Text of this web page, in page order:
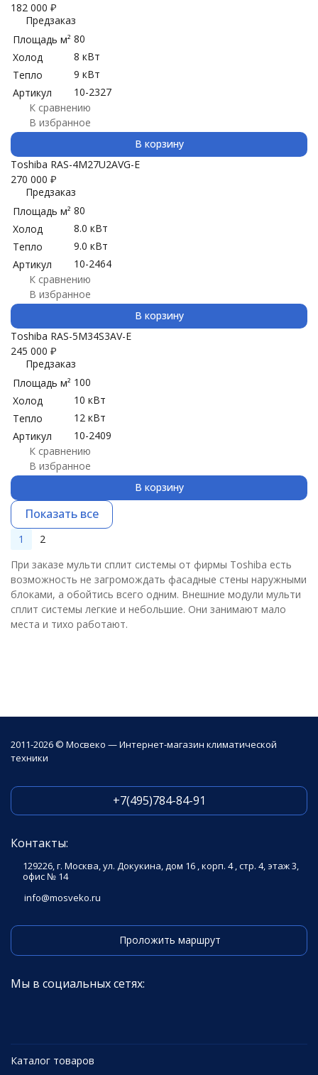
182 000 ₽
Предзаказ
Площадь м² 80
Холод
8 кВт
Тепло
9 кВт
Артикул
10-2327
К сравнению
В избранное
В корзину
Toshiba RAS-4M27U2AVG-E
270 000 ₽
Предзаказ
Площадь м² 80
Холод
8.0 кВт
Тепло
9.0 кВт
Артикул
10-2464
К сравнению
В избранное
В корзину
Toshiba RAS-5M34S3AV-E
245 000 ₽
Предзаказ
Площадь м² 100
Холод
10 кВт
Тепло
12 кВт
Артикул
10-2409
К сравнению
В избранное
В корзину
Показать все
1
2
При заказе мульти сплит системы от фирмы Toshiba есть
возможность не загромождать фасадные стены наружными
блоками, а обойтись всего одним. Внешние модули мульти
сплит системы легкие и небольшие. Они занимают мало
места и тихо работают.
2011-2026 © Мосвеко — Интернет-магазин климатической
техники
+7(495)784-84-91
Контакты:
129226, г. Москва, ул. Докукина, дом 16 , корп. 4 , стр. 4, этаж 3,
офис № 14
info@mosveko.ru
Проложить маршрут
Мы в социальных сетях:
Каталог товаров